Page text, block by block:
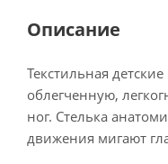
Описание
Текстильная
облегченную,
ног. Стелька
движения мигают